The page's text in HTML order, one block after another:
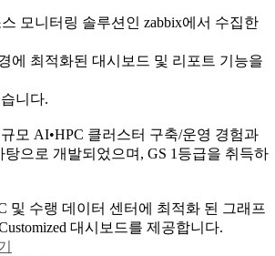
모니터링 솔루션인 zabbix에서 수집한
에 최적화된 대시보드 및 리포트 기능을
니다.
모 AI•HPC 클러스터 구축/운영 경험과
으로 개발되었으며, GS 1등급을 취득하
및 수랭 데이터 센터에 최적화 된 그래프
대시보드를 제공합니다.